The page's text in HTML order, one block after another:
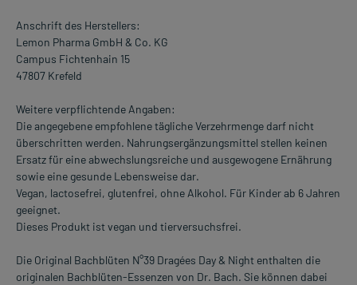
Anschrift des Herstellers:
Lemon Pharma GmbH & Co. KG
Campus Fichtenhain 15
47807 Krefeld
Weitere verpflichtende Angaben:
Die angegebene empfohlene tägliche Verzehrmenge darf nicht
überschritten werden. Nahrungsergänzungsmittel stellen keinen
Ersatz für eine abwechslungsreiche und ausgewogene Ernährung
sowie eine gesunde Lebensweise dar.
Vegan, lactosefrei, glutenfrei, ohne Alkohol. Für Kinder ab 6 Jahren
geeignet.
Dieses Produkt ist vegan und tierversuchsfrei.
Die Original Bachblüten N°39 Dragées Day & Night enthalten die
originalen Bachblüten-Essenzen von Dr. Bach. Sie können dabei